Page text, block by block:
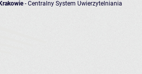
- Centralny System Uwierzytelniania